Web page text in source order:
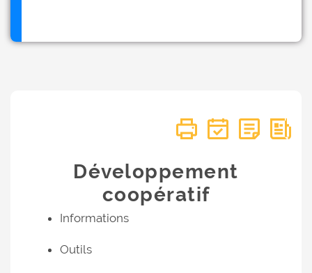
Développement
coopératif
Informations
Outils